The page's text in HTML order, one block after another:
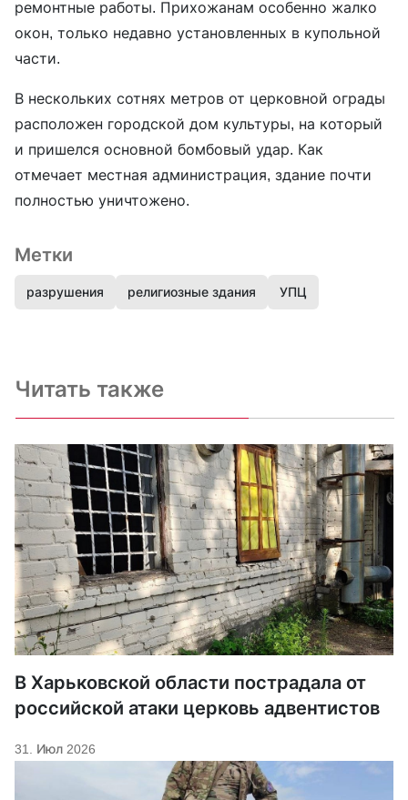
ремонтные работы. Прихожанам особенно жалко
окон, только недавно установленных в купольной
части.
В нескольких сотнях метров от церковной ограды
расположен городской дом культуры, на который
и пришелся основной бомбовый удар. Как
отмечает местная администрация, здание почти
полностью уничтожено.
Метки
разрушения религиозные здания УПЦ
Читать также
В Харьковской области пострадала от
российской атаки церковь адвентистов
31. Июл 2026